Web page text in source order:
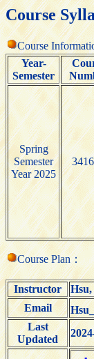
Course
Course
Year-
Semester
Spring
Semester
Year 2025
Course Plan：
Instructor
Email
Last
Updated